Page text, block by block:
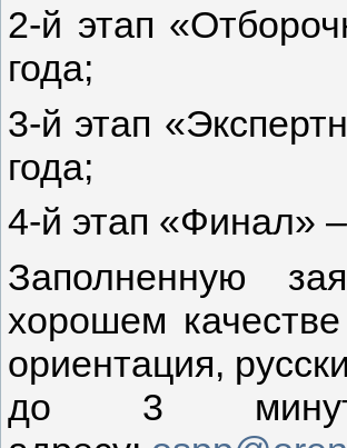
2-й этап
года;
3-й этап
года;
4-й этап «Финал»
Заполненную
хорошем
ориентация,
до 3 минут)